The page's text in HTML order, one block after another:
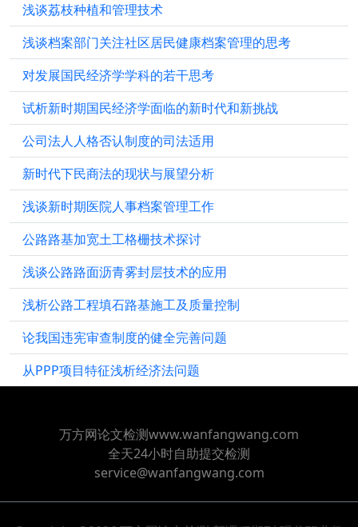
浅谈荔枝种植和管理技术
浅谈档案部门关注社区居民健康档案管理的思考
对发展国民经济学学科的若干思考
试析新时期国民经济学面临的新时代和新挑战
公司法人人格否认制度的司法适用
新时代下民商法的现状与展望分析
浅谈新时期医院人事档案管理工作
公路路基加宽土工格栅技术探讨
浅谈公路路面沥青雾封层技术的应用
浅析公路工程填石路基施工及质量控制
论我国违宪审查制度的健全完善问题
从PPP项目特征浅析经济法问题
万方网论文检测www.wanfangwang.com
全天24小时自助提交检测
service@wanfangwang.com